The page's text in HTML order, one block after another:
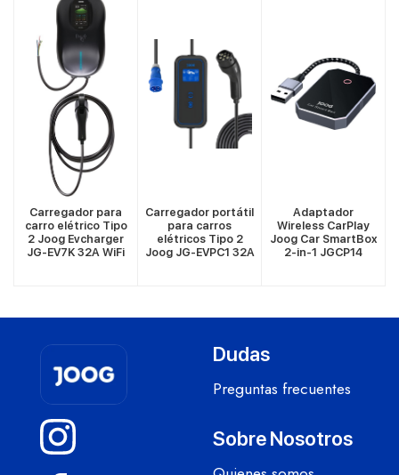
VER MÁS
Carregador para
carro elétrico Tipo
2 Joog Evcharger
JG-EV7K 32A WiFi
VER MÁS
Carregador portátil
para carros
elétricos Tipo 2
Joog JG-EVPC1 32A
VER MÁS
Adaptador
Wireless CarPlay
Joog Car SmartBox
2-in-1 JGCP14
Dudas
Preguntas frecuentes
Sobre Nosotros